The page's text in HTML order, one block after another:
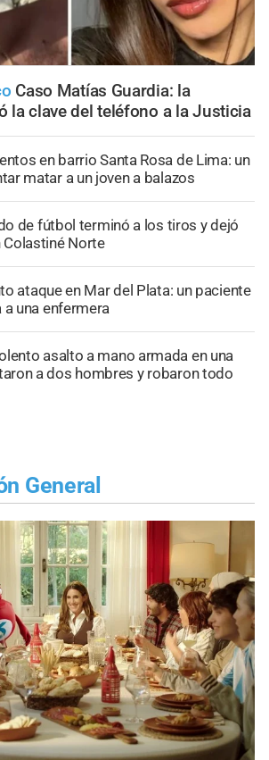
Caso Matías Guardia: la
la clave del teléfono a la Justicia
en barrio Santa Rosa de Lima: un
matar a un joven a balazos
de fútbol terminó a los tiros y dejó
Colastiné Norte
ataque en Mar del Plata: un paciente
una enfermera
asalto a mano armada en una
a dos hombres y robaron todo
General